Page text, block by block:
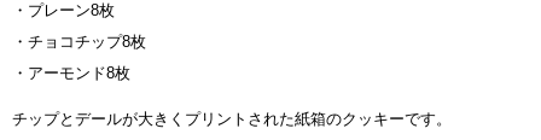
・プレーン8枚
・チョコチップ8枚
・アーモンド8枚
チップとデールが大きくプリントされた紙箱のクッキーです。